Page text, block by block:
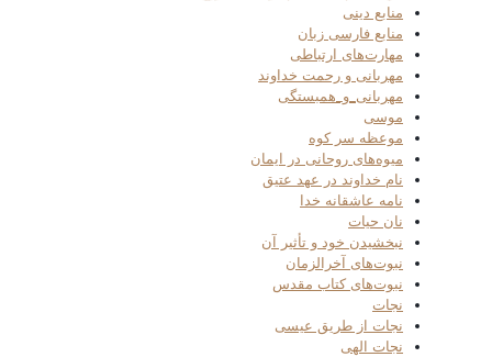
منابع دینی
منابع فارسی زبان
مهارت‌های ارتباطی
مهربانی و رحمت خداوند
مهربانی_و_همبستگی
موسی
موعظه سر کوه
میوه‌های روحانی در ایمان
نام خداوند در عهد عتیق
نامه عاشقانه خدا
نان حیات
نبخشیدن خود و تأثیر آن
نبوت‌های آخرالزمان
نبوت‌های کتاب مقدس
نجات
نجات از طریق عیسی
نجات الهی